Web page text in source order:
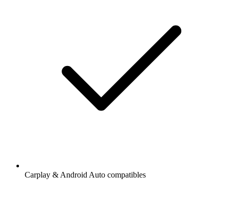
Carplay & Android Auto compatibles